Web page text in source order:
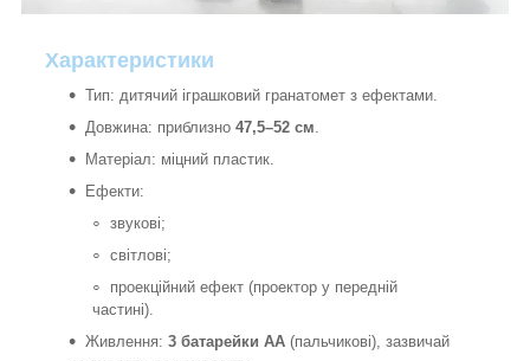
Характеристики
Тип: дитячий іграшковий гранатомет з ефектами.
Довжина: приблизно 47,5–52 см.
Матеріал: міцний пластик.
Ефекти:
звукові;
світлові;
проекційний ефект (проектор у передній
частині).
Живлення: 3 батарейки AA (пальчикові), зазвичай